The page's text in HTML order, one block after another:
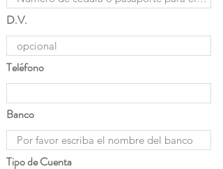
D.V.
Teléfono
Banco
Tipo de Cuenta